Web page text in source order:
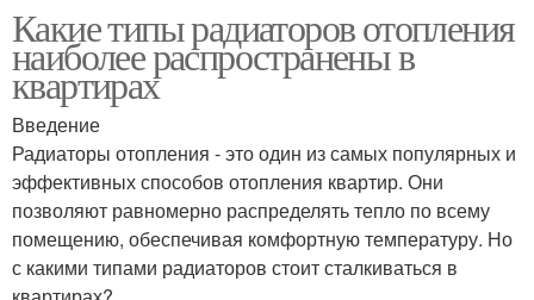
Какие типы радиаторов отопления
наиболее распространены в
квартирах
Введение
Радиаторы отопления - это один из самых популярных и
эффективных способов отопления квартир. Они
позволяют равномерно распределять тепло по всему
помещению, обеспечивая комфортную температуру. Но
с какими типами радиаторов стоит сталкиваться в